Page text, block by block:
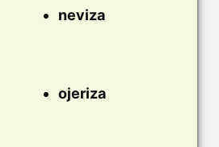
neviza
ojeriza